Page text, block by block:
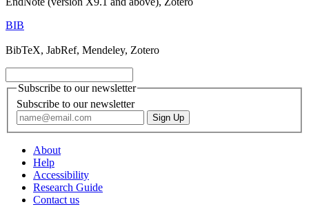
BIB
BibTeX, JabRef, Mendeley, Zotero
Subscribe to our newsletter
Subscribe to our newsletter
About
Help
Accessibility
Research Guide
Contact us